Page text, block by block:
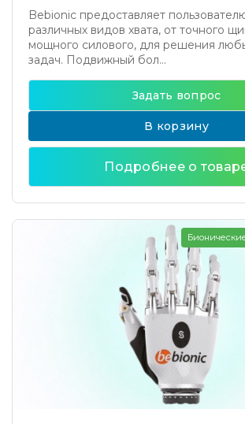
Bebionic предоставляет
различных видов хвата, от точного
мощного силового, для решения
задач. Подвижный бол...
Задать вопрос
В корзину
Подробнее о